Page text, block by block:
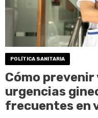
POLÍTICA SANITARIA
Cómo
urgencias
frecuentes en